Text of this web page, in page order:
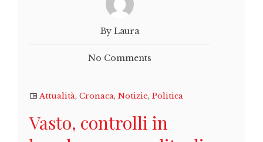
By Laura
No Comments
Attualità, Cronaca, Notizie, Politica
Vasto, controlli in